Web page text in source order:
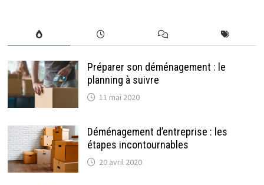
Préparer son déménagement : le
planning à suivre
11 mai 2020
Déménagement d’entreprise : les
étapes incontournables
20 avril 2020